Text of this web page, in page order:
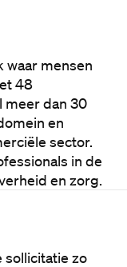
waar mensen
48
meer dan 30
en
sector.
in de
en zorg.
sollicitatie zo